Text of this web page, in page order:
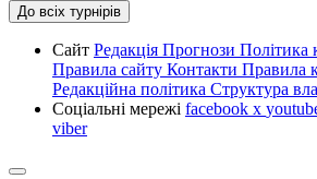
До всіх турнірів
Сайт Редакція Прогнози Політика
Правила сайту Контакти Правила
Редакційна політика Структура
Соціальні мережі facebook x
viber